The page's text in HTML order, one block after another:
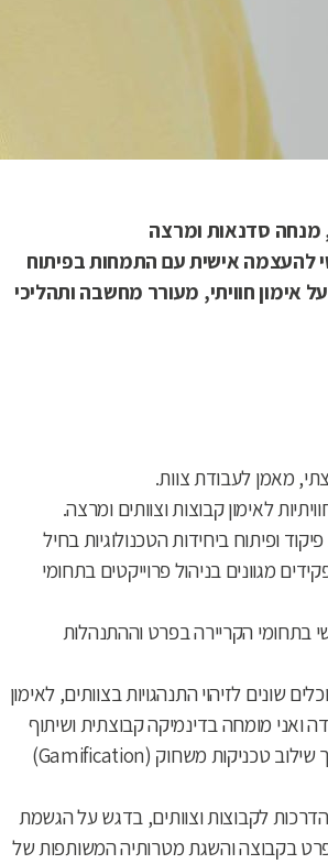
להעצמה אישית עם התמחות בפיתוח
אימון חוויתי, מעורר מחשבה ותהליכי
מאמן לעבודת צוות.
לאימון קבוצות וצוותים ומרצה.
שנות פיקוד ופיתוח ביחידות הטכנולוגיות בחיל
מגוונים בניהול פרוייקטים בתחומי
בתחומי הקריירה בפרט וההתנהלות
שונים לזיהוי התנהגויות בצוותים, לאימון
ואני מומחה בדינמיקה קבוצתית ושיתוף
פעולה בצוות תוך שילוב טכניקות משחוק (Gamification)
לקבוצות וצוותים, בדגש על הגשמת
בקבוצה והשגת מטרותיה המשותפות של